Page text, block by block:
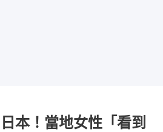
本！當地女性「看到